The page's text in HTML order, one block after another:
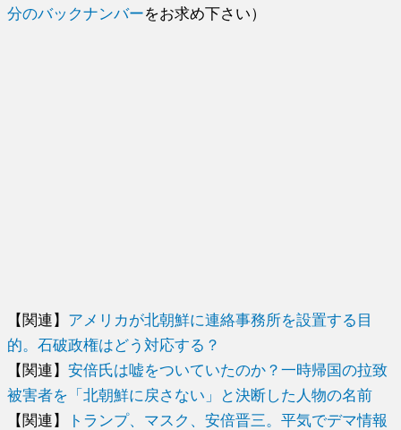
分のバックナンバーをお求め下さい）
【関連】 アメリカが北朝鮮に連絡事務所を設置する目
的。石破政権はどう対応する？
【関連】安倍氏は嘘をついていたのか？一時帰国の拉致
被害者を「北朝鮮に戻さない」と決断した人物の名前
【関連】
トランプ、マスク、安倍晋三。平気でデマ情報